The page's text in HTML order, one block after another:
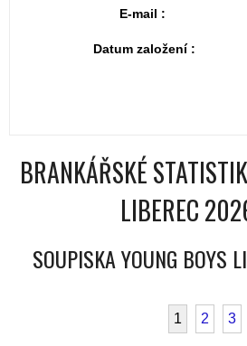
E-mail :
Datum založení :
BRANKÁŘSKÉ
LIBEREC
SOUPISKA YOUNG BOYS
1 2 3